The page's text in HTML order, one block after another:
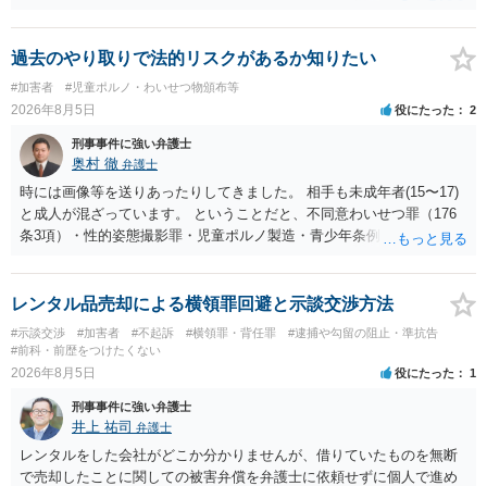
過去のやり取りで法的リスクがあるか知りたい
#加害者 #児童ポルノ・わいせつ物頒布等
2026年8月5日 役にたった 2
刑事事件に強い弁護士
奥村 徹 弁護士
時には画像等を送りあったりしてきました。 相手も未成年者(15〜17)
と成人が混ざっています。 ということだと、不同意わいせつ罪（176
条3項）・性的姿態撮影罪・児童ポルノ製造・青少年条例違反（わいせ
で、警察にバレれば、それなりの捜査を受けるでしょう。
レンタル品売却による横領罪回避と示談交渉方法
#示談交渉 #加害者 #不起訴 #横領罪・背任罪
#逮捕や勾留の阻止・準抗告
#前科・前歴をつけたくない
2026年8月5日 役にたった 1
刑事事件に強い弁護士
井上 祐司 弁護士
レンタルをした会社がどこか分かりませんが、借りていたものを無断
で売却したことに関しての被害弁償を弁護士に依頼せずに個人で進め